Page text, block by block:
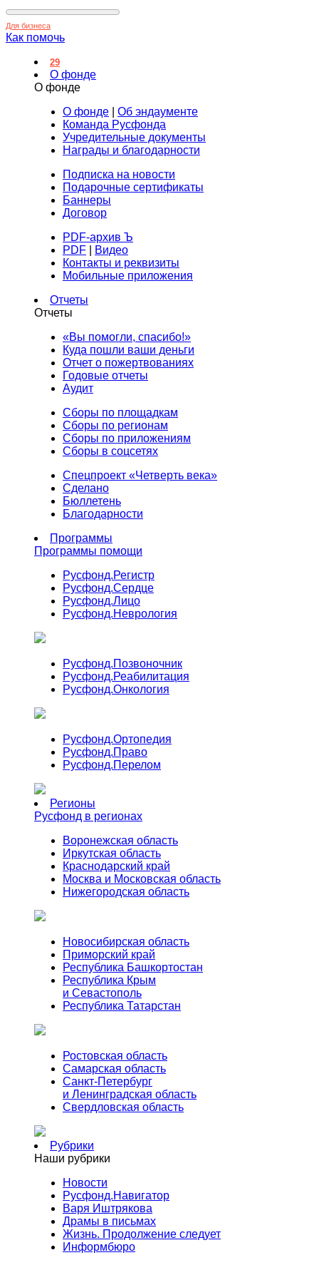
Для бизнеса
Как помочь
29
О фонде
О фонде
О фонде
Об эндаументе
Команда Русфонда
Учредительные документы
Награды и благодарности
Подписка на новости
Подарочные сертификаты
Баннеры
Договор
PDF-архив Ъ
PDF
Видео
Контакты и реквизиты
Мобильные приложения
Отчеты
Отчеты
«Вы помогли, спасибо!»
Куда пошли ваши деньги
Отчет о пожертвованиях
Годовые отчеты
Аудит
Сборы по площадкам
Сборы по регионам
Сборы по приложениям
Сборы в соцсетях
Спецпроект «Четверть века»
Сделано
Бюллетень
Благодарности
Программы
Программы помощи
Русфонд.Регистр
Русфонд.Сердце
Русфонд.Лицо
Русфонд.Неврология
Русфонд.Позвоночник
Русфонд.Реабилитация
Русфонд.Онкология
Русфонд.Ортопедия
Русфонд.Право
Русфонд.Перелом
Регионы
Русфонд в регионах
Воронежская область
Иркутская область
Краснодарский край
Москва и Московская область
Нижегородская область
Новосибирская область
Приморский край
Республика Башкортостан
Республика Крым
и Севастополь
Республика Татарстан
Ростовская область
Самарская область
Санкт-Петербург
и Ленинградская область
Свердловская область
Рубрики
Наши рубрики
Новости
Русфонд.Навигатор
Варя Иштрякова
Драмы в письмах
Жизнь. Продолжение следует
Информбюро